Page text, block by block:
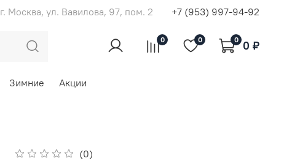
г. Москва, ул. Вавилова, 97, пом. 2 +7 (953) 997-94-92
0 0 0 0 ₽
Зимние Акции
(0)